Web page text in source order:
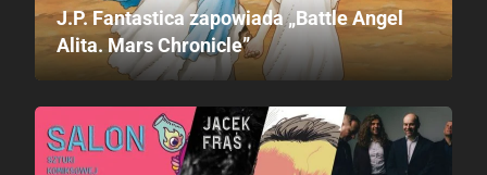
J.P. Fantastica zapowiada „Battle Angel
Alita. Mars Chronicle”